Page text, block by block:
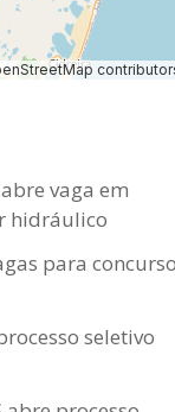
vaga em
hidráulico
para
seletivo